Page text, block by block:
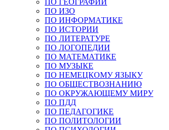
ПО ГЕОГРАФИИ
ПО ИЗО
ПО ИНФОРМАТИКЕ
ПО ИСТОРИИ
ПО ЛИТЕРАТУРЕ
ПО ЛОГОПЕДИИ
ПО МАТЕМАТИКЕ
ПО МУЗЫКЕ
ПО НЕМЕЦКОМУ ЯЗЫКУ
ПО ОБЩЕСТВОЗНАНИЮ
ПО ОКРУЖАЮЩЕМУ МИРУ
ПО ПДД
ПО ПЕДАГОГИКЕ
ПО ПОЛИТОЛОГИИ